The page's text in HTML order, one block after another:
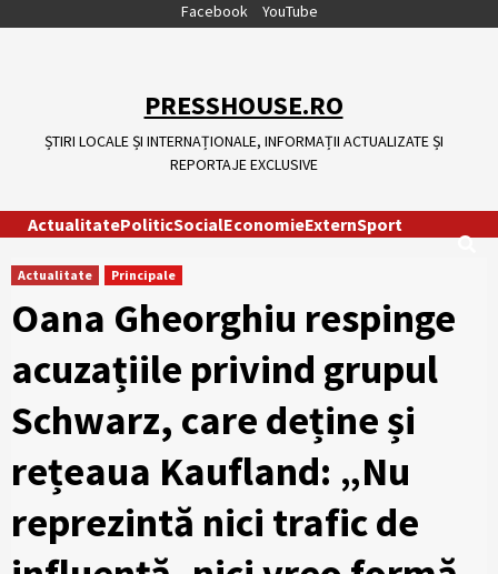
Facebook YouTube
PRESSHOUSE.RO
ȘTIRI LOCALE ȘI INTERNAȚIONALE, INFORMAȚII ACTUALIZATE ȘI
REPORTAJE EXCLUSIVE
ActualitatePoliticSocialEconomieExternSport
Actualitate Principale
Oana Gheorghiu respinge
acuzațiile privind grupul
Schwarz, care deține și
rețeaua Kaufland: „Nu
reprezintă nici trafic de